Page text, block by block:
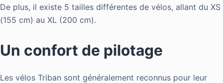
De plus, il existe 5 tailles différentes de vélos, allant du XS
(155 cm) au XL (200 cm).
Un confort de pilotage
Les vélos Triban sont généralement reconnus pour leur